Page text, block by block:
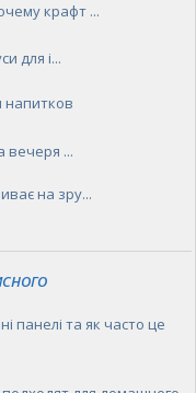
крафт ...
для і...
вечеря ...
на зру...
панелі та як часто це